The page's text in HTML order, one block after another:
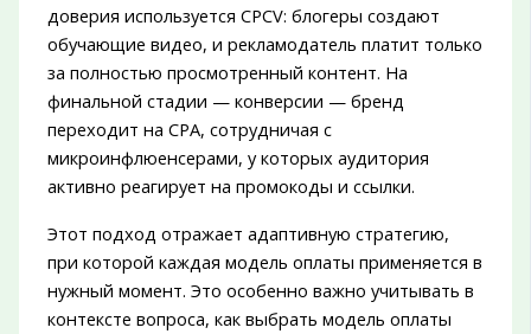
доверия используется CPCV: блогеры создают
обучающие видео, и рекламодатель платит только
за полностью просмотренный контент. На
финальной стадии — конверсии — бренд
переходит на CPA, сотрудничая с
микроинфлюенсерами, у которых аудитория
активно реагирует на промокоды и ссылки.
Этот подход отражает адаптивную стратегию,
при которой каждая модель оплаты применяется в
нужный момент. Это особенно важно учитывать в
контексте вопроса, как выбрать модель оплаты